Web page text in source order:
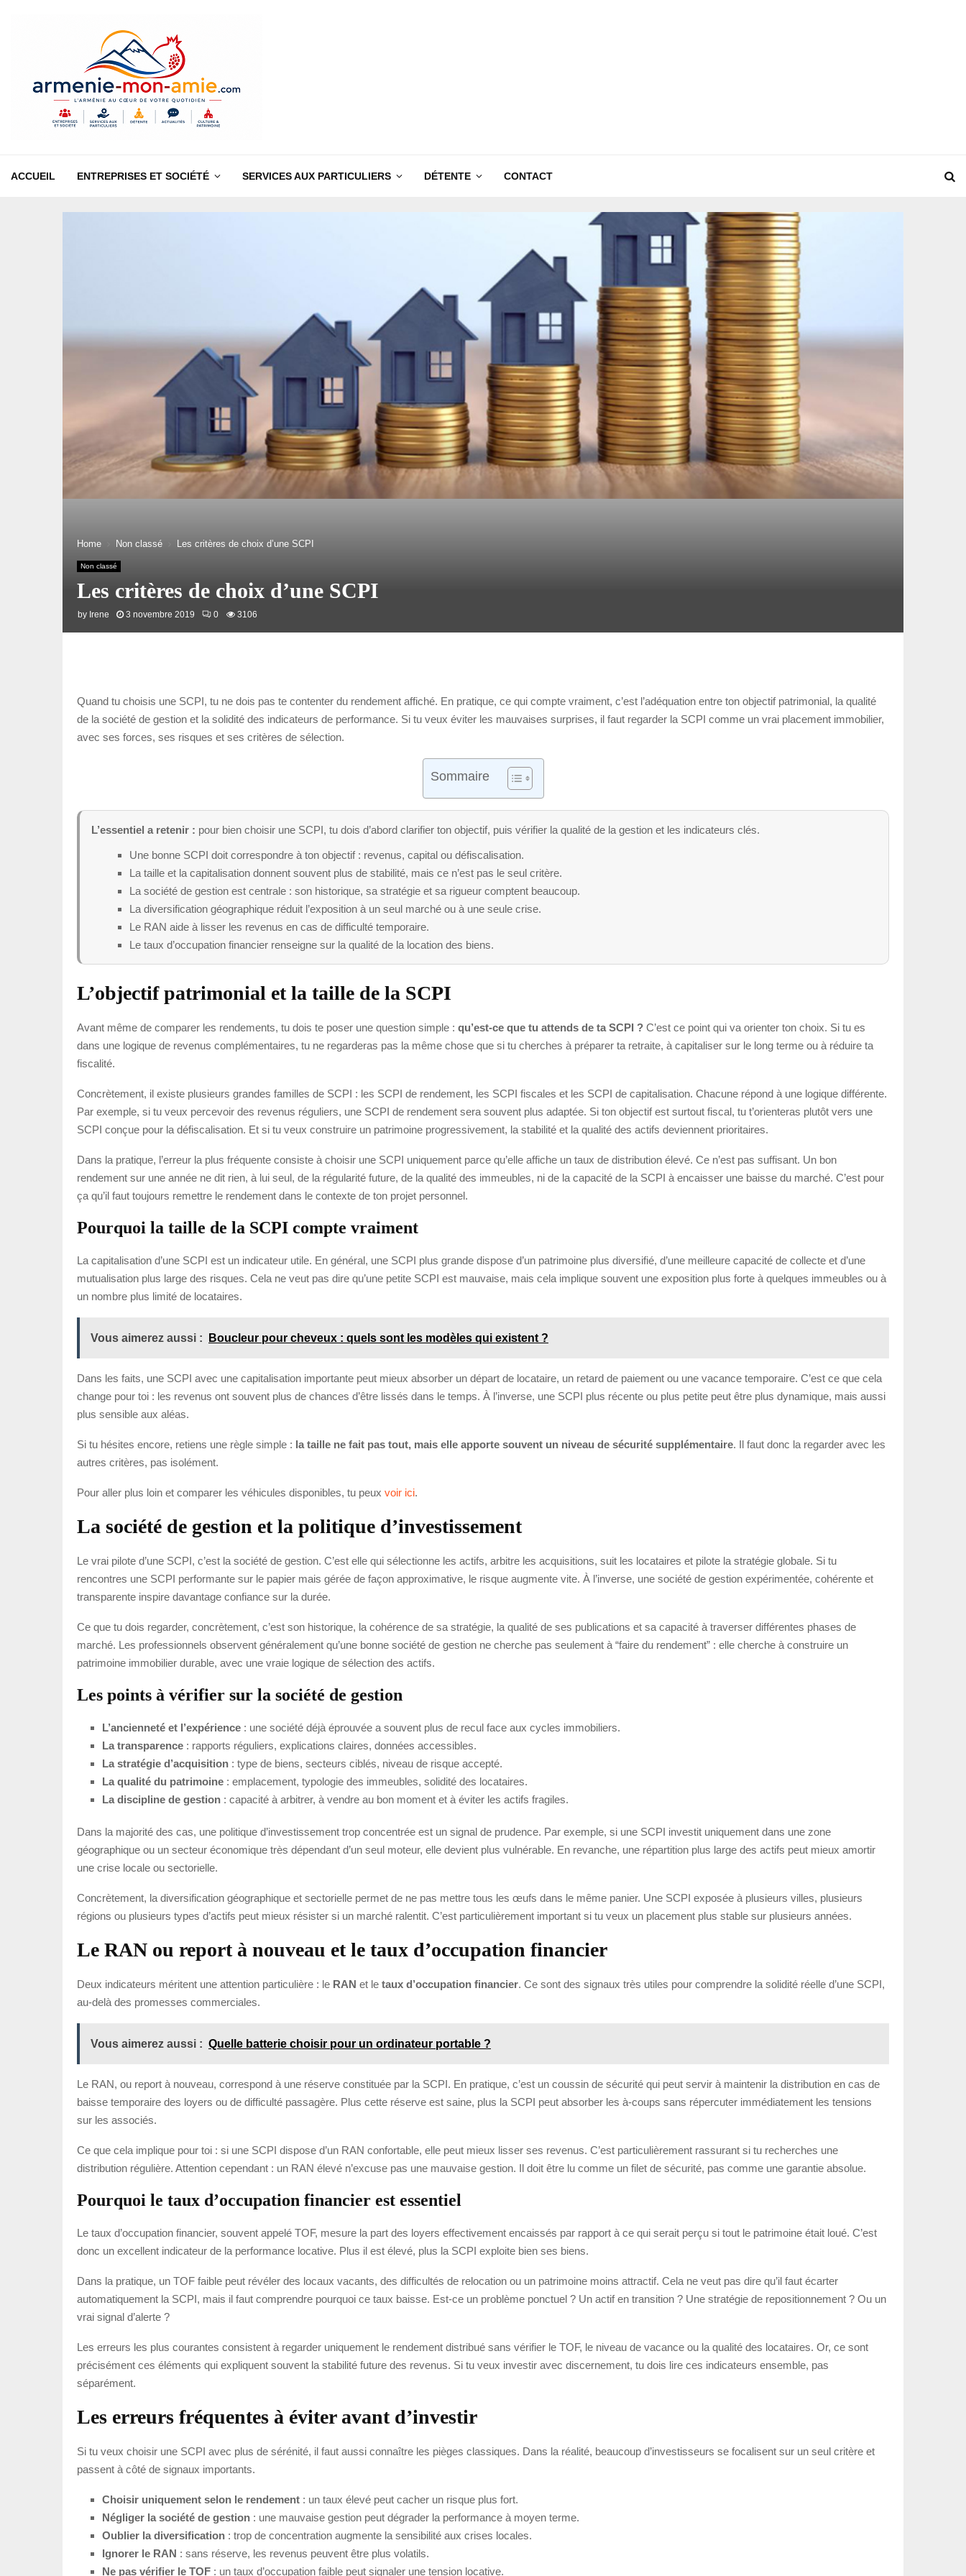
ACCUEIL ENTREPRISES ET SOCIÉTÉ SERVICES AUX PARTICULIERS DÉTENTE CONTACT
Home Non classé Les critères de choix d’une SCPI
Non classé
Les critères de choix d’une SCPI
by Irene 3 novembre 2019 0 3106
Quand tu choisis une SCPI, tu ne dois pas te contenter du rendement affiché. En pratique, ce qui compte vraiment, c’est l’adéquation entre ton objectif patrimonial, la qualité
de la société de gestion et la solidité des indicateurs de performance. Si tu veux éviter les mauvaises surprises, il faut regarder la SCPI comme un vrai placement immobilier,
avec ses forces, ses risques et ses critères de sélection.
Sommaire
L’essentiel a retenir : pour bien choisir une SCPI, tu dois d’abord clarifier ton objectif, puis vérifier la qualité de la gestion et les indicateurs clés.
Une bonne SCPI doit correspondre à ton objectif : revenus, capital ou défiscalisation.
La taille et la capitalisation donnent souvent plus de stabilité, mais ce n’est pas le seul critère.
La société de gestion est centrale : son historique, sa stratégie et sa rigueur comptent beaucoup.
La diversification géographique réduit l’exposition à un seul marché ou à une seule crise.
Le RAN aide à lisser les revenus en cas de difficulté temporaire.
Le taux d’occupation financier renseigne sur la qualité de la location des biens.
L’objectif patrimonial et la taille de la SCPI
Avant même de comparer les rendements, tu dois te poser une question simple : qu’est-ce que tu attends de ta SCPI ? C’est ce point qui va orienter ton choix. Si tu es
dans une logique de revenus complémentaires, tu ne regarderas pas la même chose que si tu cherches à préparer ta retraite, à capitaliser sur le long terme ou à réduire ta
fiscalité.
Concrètement, il existe plusieurs grandes familles de SCPI : les SCPI de rendement, les SCPI fiscales et les SCPI de capitalisation. Chacune répond à une logique différente.
Par exemple, si tu veux percevoir des revenus réguliers, une SCPI de rendement sera souvent plus adaptée. Si ton objectif est surtout fiscal, tu t’orienteras plutôt vers une
SCPI conçue pour la défiscalisation. Et si tu veux construire un patrimoine progressivement, la stabilité et la qualité des actifs deviennent prioritaires.
Dans la pratique, l’erreur la plus fréquente consiste à choisir une SCPI uniquement parce qu’elle affiche un taux de distribution élevé. Ce n’est pas suffisant. Un bon
rendement sur une année ne dit rien, à lui seul, de la régularité future, de la qualité des immeubles, ni de la capacité de la SCPI à encaisser une baisse du marché. C’est pour
ça qu’il faut toujours remettre le rendement dans le contexte de ton projet personnel.
Pourquoi la taille de la SCPI compte vraiment
La capitalisation d’une SCPI est un indicateur utile. En général, une SCPI plus grande dispose d’un patrimoine plus diversifié, d’une meilleure capacité de collecte et d’une
mutualisation plus large des risques. Cela ne veut pas dire qu’une petite SCPI est mauvaise, mais cela implique souvent une exposition plus forte à quelques immeubles ou à
un nombre plus limité de locataires.
Vous aimerez aussi : Boucleur pour cheveux : quels sont les modèles qui existent ?
Dans les faits, une SCPI avec une capitalisation importante peut mieux absorber un départ de locataire, un retard de paiement ou une vacance temporaire. C’est ce que cela
change pour toi : les revenus ont souvent plus de chances d’être lissés dans le temps. À l’inverse, une SCPI plus récente ou plus petite peut être plus dynamique, mais aussi
plus sensible aux aléas.
Si tu hésites encore, retiens une règle simple : la taille ne fait pas tout, mais elle apporte souvent un niveau de sécurité supplémentaire. Il faut donc la regarder avec les
autres critères, pas isolément.
Pour aller plus loin et comparer les véhicules disponibles, tu peux voir ici.
La société de gestion et la politique d’investissement
Le vrai pilote d’une SCPI, c’est la société de gestion. C’est elle qui sélectionne les actifs, arbitre les acquisitions, suit les locataires et pilote la stratégie globale. Si tu
rencontres une SCPI performante sur le papier mais gérée de façon approximative, le risque augmente vite. À l’inverse, une société de gestion expérimentée, cohérente et
transparente inspire davantage confiance sur la durée.
Ce que tu dois regarder, concrètement, c’est son historique, la cohérence de sa stratégie, la qualité de ses publications et sa capacité à traverser différentes phases de
marché. Les professionnels observent généralement qu’une bonne société de gestion ne cherche pas seulement à “faire du rendement” : elle cherche à construire un
patrimoine immobilier durable, avec une vraie logique de sélection des actifs.
Les points à vérifier sur la société de gestion
L’ancienneté et l’expérience : une société déjà éprouvée a souvent plus de recul face aux cycles immobiliers.
La transparence : rapports réguliers, explications claires, données accessibles.
La stratégie d’acquisition : type de biens, secteurs ciblés, niveau de risque accepté.
La qualité du patrimoine : emplacement, typologie des immeubles, solidité des locataires.
La discipline de gestion : capacité à arbitrer, à vendre au bon moment et à éviter les actifs fragiles.
Dans la majorité des cas, une politique d’investissement trop concentrée est un signal de prudence. Par exemple, si une SCPI investit uniquement dans une zone
géographique ou un secteur économique très dépendant d’un seul moteur, elle devient plus vulnérable. En revanche, une répartition plus large des actifs peut mieux amortir
une crise locale ou sectorielle.
Concrètement, la diversification géographique et sectorielle permet de ne pas mettre tous les œufs dans le même panier. Une SCPI exposée à plusieurs villes, plusieurs
régions ou plusieurs types d’actifs peut mieux résister si un marché ralentit. C’est particulièrement important si tu veux un placement plus stable sur plusieurs années.
Le RAN ou report à nouveau et le taux d’occupation financier
Deux indicateurs méritent une attention particulière : le RAN et le taux d’occupation financier. Ce sont des signaux très utiles pour comprendre la solidité réelle d’une SCPI,
au-delà des promesses commerciales.
Vous aimerez aussi : Quelle batterie choisir pour un ordinateur portable ?
Le RAN, ou report à nouveau, correspond à une réserve constituée par la SCPI. En pratique, c’est un coussin de sécurité qui peut servir à maintenir la distribution en cas de
baisse temporaire des loyers ou de difficulté passagère. Plus cette réserve est saine, plus la SCPI peut absorber les à-coups sans répercuter immédiatement les tensions
sur les associés.
Ce que cela implique pour toi : si une SCPI dispose d’un RAN confortable, elle peut mieux lisser ses revenus. C’est particulièrement rassurant si tu recherches une
distribution régulière. Attention cependant : un RAN élevé n’excuse pas une mauvaise gestion. Il doit être lu comme un filet de sécurité, pas comme une garantie absolue.
Pourquoi le taux d’occupation financier est essentiel
Le taux d’occupation financier, souvent appelé TOF, mesure la part des loyers effectivement encaissés par rapport à ce qui serait perçu si tout le patrimoine était loué. C’est
donc un excellent indicateur de la performance locative. Plus il est élevé, plus la SCPI exploite bien ses biens.
Dans la pratique, un TOF faible peut révéler des locaux vacants, des difficultés de relocation ou un patrimoine moins attractif. Cela ne veut pas dire qu’il faut écarter
automatiquement la SCPI, mais il faut comprendre pourquoi ce taux baisse. Est-ce un problème ponctuel ? Un actif en transition ? Une stratégie de repositionnement ? Ou un
vrai signal d’alerte ?
Les erreurs les plus courantes consistent à regarder uniquement le rendement distribué sans vérifier le TOF, le niveau de vacance ou la qualité des locataires. Or, ce sont
précisément ces éléments qui expliquent souvent la stabilité future des revenus. Si tu veux investir avec discernement, tu dois lire ces indicateurs ensemble, pas
séparément.
Les erreurs fréquentes à éviter avant d’investir
Si tu veux choisir une SCPI avec plus de sérénité, il faut aussi connaître les pièges classiques. Dans la réalité, beaucoup d’investisseurs se focalisent sur un seul critère et
passent à côté de signaux importants.
Choisir uniquement selon le rendement : un taux élevé peut cacher un risque plus fort.
Négliger la société de gestion : une mauvaise gestion peut dégrader la performance à moyen terme.
Oublier la diversification : trop de concentration augmente la sensibilité aux crises locales.
Ignorer le RAN : sans réserve, les revenus peuvent être plus volatils.
Ne pas vérifier le TOF : un taux d’occupation faible peut signaler une tension locative.